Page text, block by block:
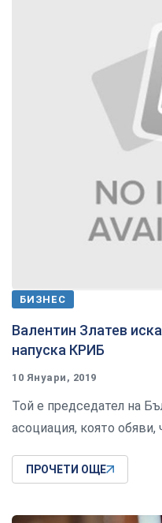
БИЗНЕС
Валентин Златев
напуска КРИБ
10 Януари, 2019
Той е председател на
асоциация, която
ПРОЧЕТИ ОЩЕ